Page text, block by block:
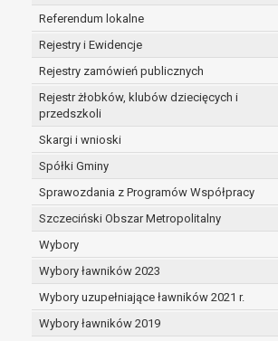
Referendum lokalne
Rejestry i Ewidencje
Rejestry zamówień publicznych
Rejestr żłobków, klubów dziecięcych i
przedszkoli
Skargi i wnioski
Spółki Gminy
Sprawozdania z Programów Współpracy
Szczeciński Obszar Metropolitalny
Wybory
Wybory ławników 2023
Wybory uzupełniające ławników 2021 r.
Wybory ławników 2019